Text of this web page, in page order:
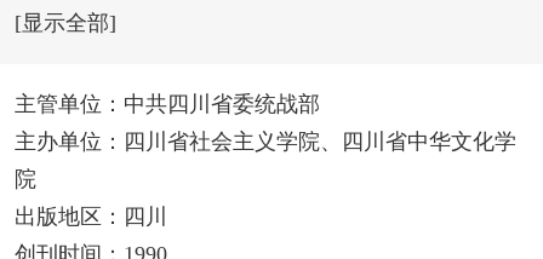
[显示全部]
主管单位：中共四川省委统战部
主办单位：四川省社会主义学院、四川省中华文化学
院
出版地区：四川